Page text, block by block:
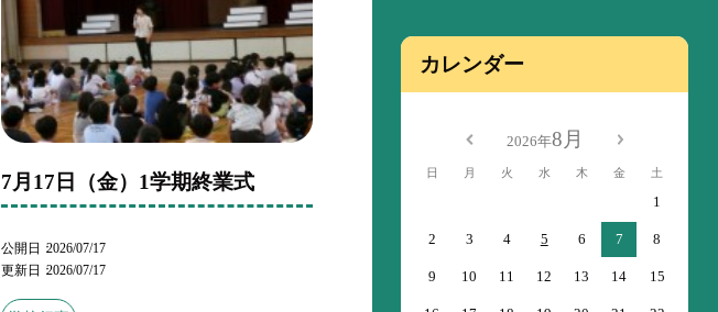
7月17日（金）1学期終業式
公開日 2026/07/17
更新日 2026/07/17
カレンダー
2026年8月
日 月 火 水 木 金 土
1
2 3 4 5 6 7 8
9 10 11 12 13 14 15